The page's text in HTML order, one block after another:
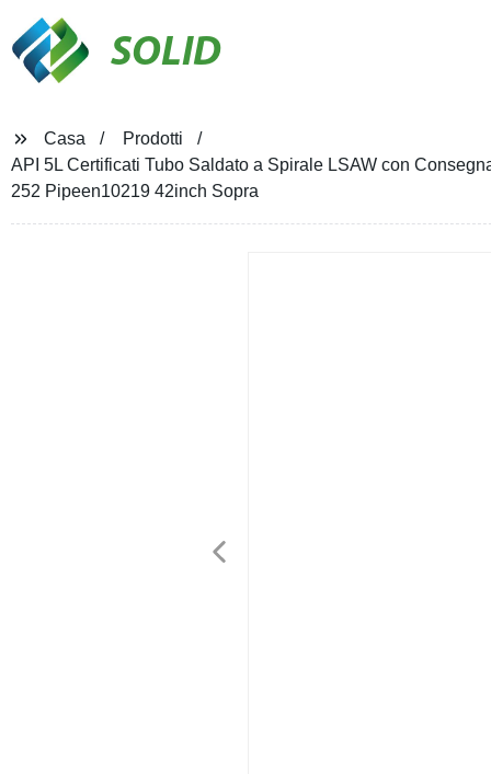
SOLID
Casa
Prodotti
API 5L Certificati Tubo Saldato a Spirale LSAW con
252 Pipeen10219 42inch Sopra